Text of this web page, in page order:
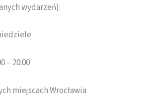
wydarzeń):
– 20:00
miejscach Wrocławia